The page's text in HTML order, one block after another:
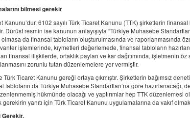
bilmesi gerekir
Kanunu’dur. 6102 sayılı Türk Ticaret Kanunu (TTK) şirketlerin
Dürüst resmin ise kanunun anlayışıyla “Türkiye Muhasebe
da finansal tabloların oluşturulmasında ve raporlanmasında
işlemlerinde, kıymetleri değerlemede, finansal tabloların
finansal ilişkilerde, ortaklık payları ve kar dağıtımında, işletmenin
zorunlu tutan düzenlemelere yer vermiştir.
Türk Ticaret Kanunu gereği ortaya çıkmıştır. Şirketlerin bağımsız
tabloların da Türkiye Muhasebe Standartları’na göre hazırlanacağı,
hükmünde olacağı ve yaptırımlar hep TTK düzenlemesi
yanıtı için Türk Ticaret Kanunu uygulamalarına da vakıf
Gerekir.